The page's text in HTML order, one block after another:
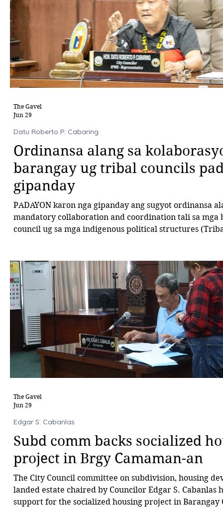
Ordinansa alang sa
barangay ug tribal councils
gipanday
PADAYON karon nga gipanday ang sugyot ordinansa
mandatory collaboration and coordination tali sa mga
council ug sa mga indigenous political structures
Sa miaging hiniusang tigom sa komite sa cultural communities ug
komite sa barangay affairs nga gidumala ni Konsehal
Cabaring, tagsa tagsa nilang gitu
Datu Roberto P. Cabaring
The Gavel
Jun 29
Subd comm backs socialized
project in Brgy Camaman-an
The City Council committee on subdivision, housing
landed estate chaired by Councilor Edgar S. Cabanlas
support for the socialized housing project in Barangay
Edgar S. Cabanlas
The Gavel
Jun 29